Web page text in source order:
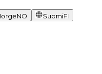
NO SuomiFI